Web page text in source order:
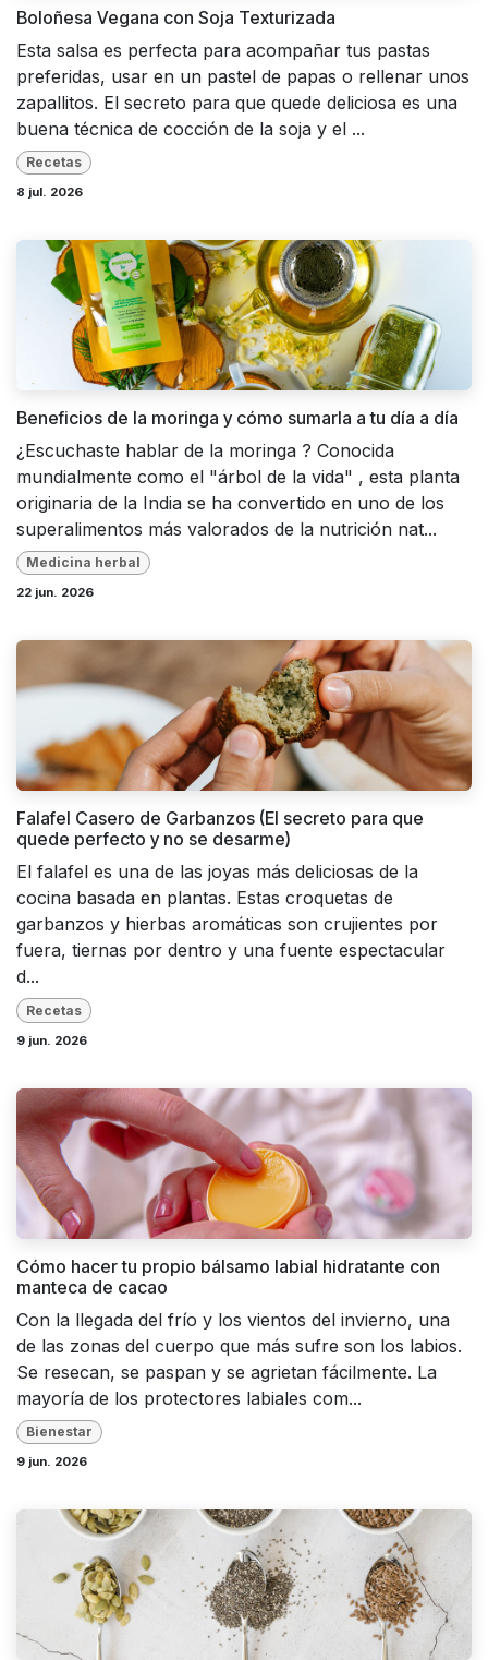
Boloñesa Vegana con Soja Texturizada
Esta salsa es perfecta para acompañar tus pastas
preferidas, usar en un pastel de papas o rellenar unos
zapallitos. El secreto para que quede deliciosa es una
buena técnica de cocción de la soja y el ...
Recetas
8 jul. 2026
Beneficios de la moringa y cómo sumarla a tu día a día
¿Escuchaste hablar de la moringa ? Conocida
mundialmente como el "árbol de la vida" , esta planta
originaria de la India se ha convertido en uno de los
superalimentos más valorados de la nutrición nat...
Medicina herbal
22 jun. 2026
Falafel Casero de Garbanzos (El secreto para que
quede perfecto y no se desarme)
El falafel es una de las joyas más deliciosas de la
cocina basada en plantas. Estas croquetas de
garbanzos y hierbas aromáticas son crujientes por
fuera, tiernas por dentro y una fuente espectacular
d...
Recetas
9 jun. 2026
Cómo hacer tu propio bálsamo labial hidratante con
manteca de cacao
Con la llegada del frío y los vientos del invierno, una
de las zonas del cuerpo que más sufre son los labios.
Se resecan, se paspan y se agrietan fácilmente. La
mayoría de los protectores labiales com...
Bienestar
9 jun. 2026